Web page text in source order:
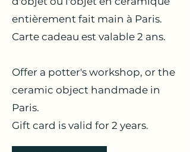
entièrement fait main à Paris.
Carte cadeau est valable 2 ans.
Offer a potter's workshop, or the
ceramic object handmade in
Paris.
Gift card is valid for 2 years.